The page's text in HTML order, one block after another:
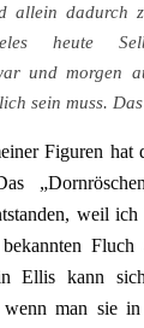
allein dadurch
heute
und morgen
sein muss.
Figuren hat
weil
Fluch
Ellis kann
man sie